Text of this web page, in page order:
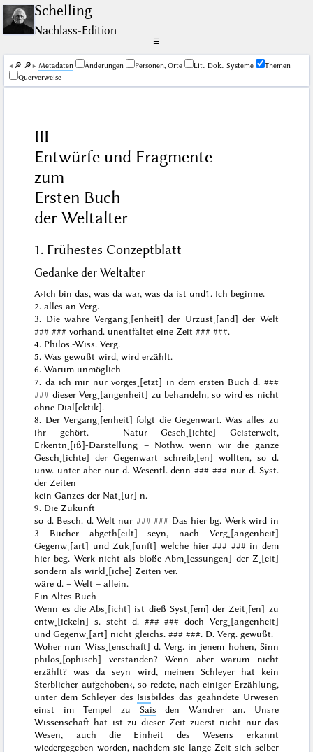
Schelling
Nachlass-Edition
☰
🔎︎ 🔎︎ Me­ta­da­ten Änderungen Personen, Orte Lit., Dok., Systeme
Themen
Querverweise
III
Entwürfe und Fragmente
zum
Ersten Buch
der Weltalter
1. Frühestes Conzeptblatt
Gedanke der Weltalter
A›Ich bin das, was da war, wasda ist und1. Ich beginne.
2. alles an Verg.
3. Die wahre Vergang˖[enheit] der Urzust˖[and] der Welt
### ### vorhand. unentfaltet eine Zeit### ###.
4. Philos.-Wiss. Verg.
5. Was gewußt wird, wird erzählt.
6. Warum unmöglich
7. da ich mir nur vorges˖[etzt] in dem ersten Buch d. ###
### dieser Verg˖[angenheit] zu behandeln, so wird es nicht
ohne Dial[ektik].
8. Der Vergang˖[enheit] folgt die Gegenwart. Was alles zu
ihr gehört. — Natur Gesch˖[ichte] Geisterwelt,
Erkentn˖[iß]-Darstellung – Nothw. wenn wir die ganze
Gesch˖[ichte] der Gegenwart schreib˖[en] wollten, so d.
unw. unter aber nur d. Wesentl. denn### ### nur d. Syst.
der Zeiten
kein Ganzes der Nat˖[ur] n.
9. Die Zukunft
so d. Besch. d. Welt nur ### ### Das hier bg. Werk wird in
3 Bücher abgeth[eilt] seyn, nach Verg˖[angenheit]
Gegenw˖[art] und Zuk˖[unft] welche hier### ###in dem
hier beg. Werk nicht als bloße Abm˖[essungen] der Z˖[eit]
sondern als wirkl˖[iche] Zeiten ver.
wäre d. – Welt – allein.
Ein Altes Buch –
Wenn es die Abs˖[icht] ist dieß Syst˖[em] der Zeit˖[en] zu
entw˖[ickeln] s. steht d. ### ### doch Verg˖[angenheit]
und Gegenw˖[art] nicht gleichs.### ###. D. Verg. gewußt.
Woher nun Wiss˖[enschaft] d. Verg. in jenem hohen, Sinn
philos˖[ophisch] verstanden? Wenn aber warum nicht
erzählt? wasda seyn wird, meinen Schleyer hat kein
Sterblicher aufgehoben‹, so redete, nach einiger Erzählung,
unter dem Schleyer des Isisbildes das geahndete Urwesen
einst im Tempel zu Sais den Wandrer an. Unsre
Wissenschaft hat ist zu dieser Zeitzuerst nicht nur das
Wesen, auch die Einheit des Wesens erkannt
wiedergegeben worden, nachdem sie lange Zeit sich selber